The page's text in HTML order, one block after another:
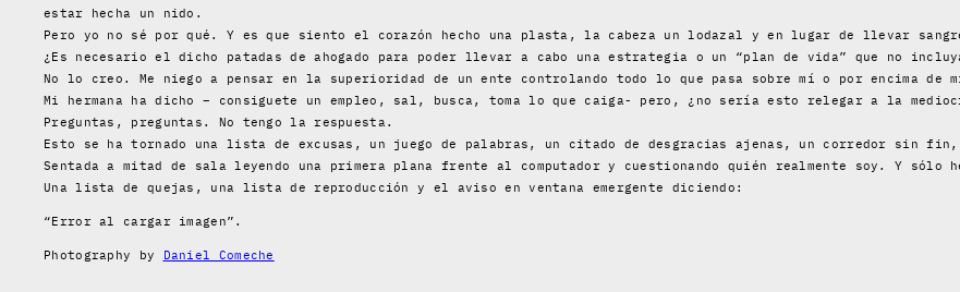
estar hecha un nido.
Pero yo no sé por qué. Y es que siento el corazón hecho una plasta, la cabeza un lodazal y en lugar de llevar
¿Es necesario el dicho patadas de ahogado para poder llevar a cabo una estrategia o un “plan de vida” que no
No lo creo. Me niego a pensar en la superioridad de un ente controlando todo lo que pasa sobre mí o por encima de
Mi hermana ha dicho – consiguete un empleo, sal, busca, toma lo que caiga- pero, ¿no sería esto relegar a la
Preguntas, preguntas. No tengo la respuesta.
Esto se ha tornado una lista de excusas, un juego de palabras, un citado de desgracias ajenas, un corredor sin
Sentada a mitad de sala leyendo una primera plana frente al computador y cuestionando quién realmente soy. Y sólo
Una lista de quejas, una lista de reproducción y el aviso en ventana emergente diciendo:
“Error al cargar imagen”.
Photography by Daniel Comeche